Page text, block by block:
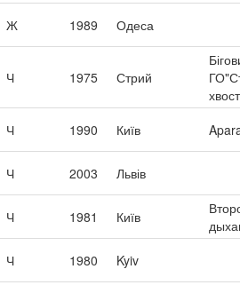
Ж 1989 Одеса
Ч 1975 Стрий
Ч 1990 Київ
Ч 2003 Львів
Ч 1981 Київ
Ч 1980 Kyiv